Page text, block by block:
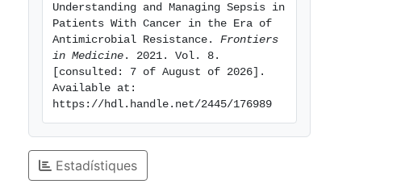
Understanding and Managing Sepsis in
Patients With Cancer in the Era of
Antimicrobial Resistance. Frontiers
in Medicine . 2021. Vol. 8.
[consulted: 7 of August of 2026].
Available at:
https://hdl.handle.net/2445/176989
Estadístiques